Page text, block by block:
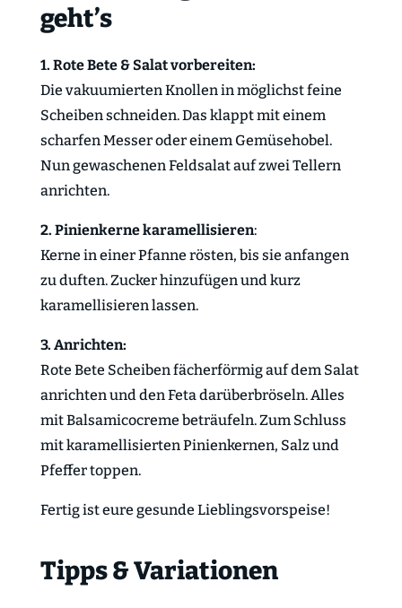
geht’s
1. Rote Bete & Salat vorbereiten:
Die vakuumierten Knollen in möglichst feine
Scheiben schneiden. Das klappt mit einem
scharfen Messer oder einem Gemüsehobel.
Nun gewaschenen Feldsalat auf zwei Tellern
anrichten.
2. Pinienkerne karamellisieren:
Kerne in einer Pfanne rösten, bis sie anfangen
zu duften. Zucker hinzufügen und kurz
karamellisieren lassen.
3. Anrichten:
Rote Bete Scheiben fächerförmig auf dem Salat
anrichten und den Feta darüberbröseln. Alles
mit Balsamicocreme beträufeln. Zum Schluss
mit karamellisierten Pinienkernen, Salz und
Pfeffer toppen.
Fertig ist eure gesunde Lieblingsvorspeise!
Tipps & Variationen